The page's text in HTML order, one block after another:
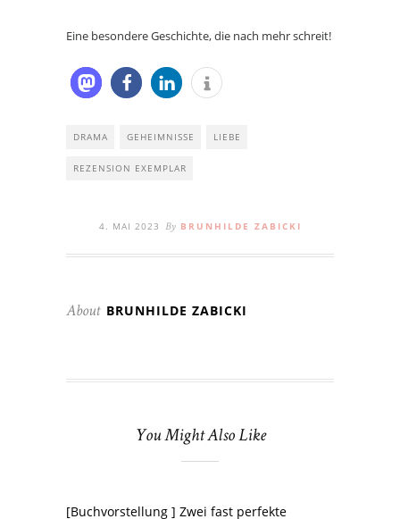
Eine besondere Geschichte, die nach mehr schreit!
DRAMA GEHEIMNISSE LIEBE
REZENSION EXEMPLAR
4. MAI 2023 By BRUNHILDE ZABICKI
About BRUNHILDE ZABICKI
You Might Also Like
[Buchvorstellung ] Zwei fast perfekte